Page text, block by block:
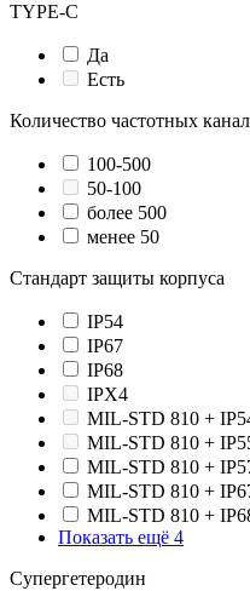
TYPE-C
Да
Есть
Количество частотных
100-500
50-100
более 500
менее 50
Стандарт защиты корпуса
IP54
IP67
IP68
IPX4
MIL-STD 810 +
MIL-STD 810 +
MIL-STD 810 +
MIL-STD 810 +
MIL-STD 810 +
Показать ещё 4
Супергетеродин